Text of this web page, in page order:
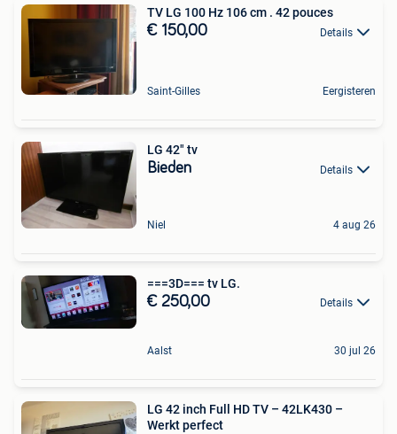
TV LG 100 Hz 106 cm . 42 pouces
€ 150,00 Details
Saint-Gilles Eergisteren
LG 42" tv
Bieden Details
Niel 4 aug 26
===3D=== tv LG.
€ 250,00 Details
Aalst 30 jul 26
LG 42 inch Full HD TV – 42LK430 –
Werkt perfect